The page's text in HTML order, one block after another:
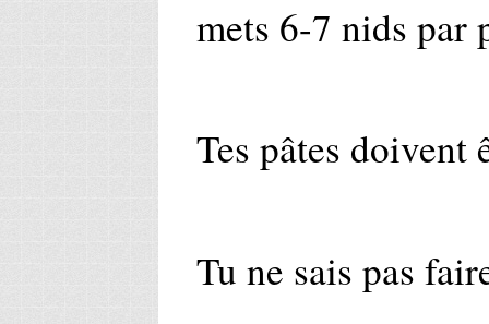
mets 6-7 nids par
Tes pâtes doivent
Tu ne sais pas